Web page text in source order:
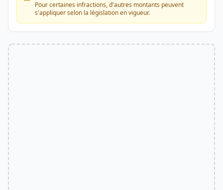
Pour certaines infractions, d'autres montants peuvent
s'appliquer selon la législation en vigueur.